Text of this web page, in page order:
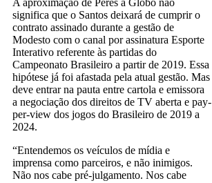
A aproximação de Peres à Globo não
significa que o Santos deixará de cumprir o
contrato assinado durante a gestão de
Modesto com o canal por assinatura Esporte
Interativo referente às partidas do
Campeonato Brasileiro a partir de 2019. Essa
hipótese já foi afastada pela atual gestão. Mas
deve entrar na pauta entre cartola e emissora
a negociação dos direitos de TV aberta e pay-
per-view dos jogos do Brasileiro de 2019 a
2024.
“Entendemos os veículos de mídia e
imprensa como parceiros, e não inimigos.
Não nos cabe pré-julgamento. Nos cabe